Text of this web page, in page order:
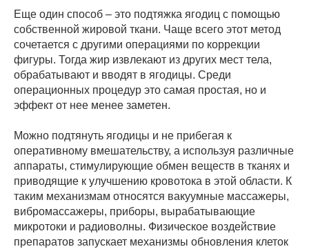
Еще один способ – это подтяжка ягодиц с помощью
собственной жировой ткани. Чаще всего этот метод
сочетается с другими операциями по коррекции
фигуры. Тогда жир извлекают из других мест тела,
обрабатывают и вводят в ягодицы. Среди
операционных процедур это самая простая, но и
эффект от нее менее заметен.
Можно подтянуть ягодицы и не прибегая к
оперативному вмешательству, а используя различные
аппараты, стимулирующие обмен веществ в тканях и
приводящие к улучшению кровотока в этой области. К
таким механизмам относятся вакуумные массажеры,
вибромассажеры, приборы, вырабатывающие
микротоки и радиоволны. Физическое воздействие
препаратов запускает механизмы обновления клеток